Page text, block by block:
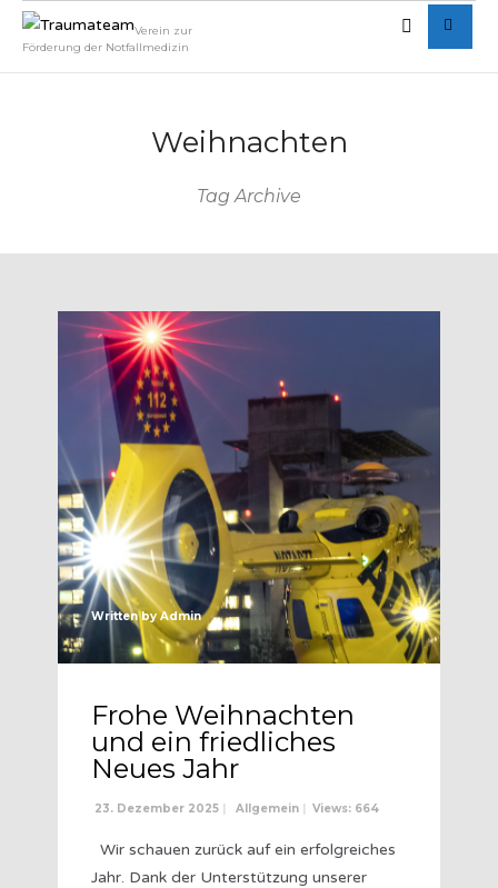
Verein zur
Förderung der Notfallmedizin
Weihnachten
Tag Archive
Written byAdmin
Frohe Weihnachten
und ein friedliches
Neues Jahr
23. Dezember 2025 | Allgemein | Views: 664
Wir schauen zurück auf ein erfolgreiches
Jahr. Dank der Unterstützung unserer